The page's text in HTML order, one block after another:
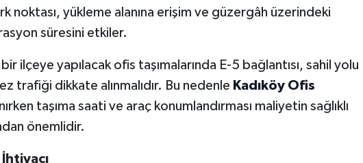
noktası, yükleme alanına erişim ve güzergâh üzerindeki
süresini etkiler.
ilçeye yapılacak ofis taşımalarında E-5 bağlantısı, sahil yolu
trafiği dikkate alınmalıdır. Bu nedenle Kadıköy Ofis
taşıma saati ve araç konumlandırması maliyetin sağlıklı
önemlidir.